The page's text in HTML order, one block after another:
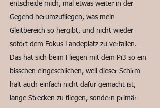
entscheide mich, mal etwas weiter in der
Gegend herumzufliegen, was mein
Gleitbereich so hergibt, und nicht wieder
sofort dem Fokus Landeplatz zu verfallen.
Das hat sich beim Fliegen mit dem Pi3 so ein
bisschen eingeschlichen, weil dieser Schirm
halt auch einfach nicht dafür gemacht ist,
lange Strecken zu fliegen, sondern primär